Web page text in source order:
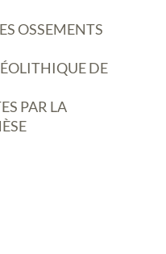
OSSEMENTS
DE
PAR LA